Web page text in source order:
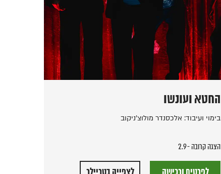
החטא ועונשו
בימוי ועיבוד: אלכסנדר מולוצ'ניקוב
הצגה קרובה - 2.9